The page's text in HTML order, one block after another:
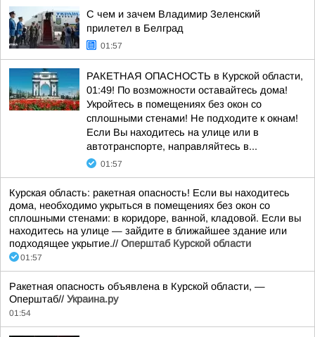
С чем и зачем Владимир Зеленский
прилетел в Белград
01:57
РАКЕТНАЯ ОПАСНОСТЬ в Курской области,
01:49! По возможности оставайтесь дома!
Укройтесь в помещениях без окон со
сплошными стенами! Не подходите к окнам!
Если Вы находитесь на улице или в
автотранспорте, направляйтесь в...
01:57
Курская область: ракетная опасность! Если вы находитесь
дома, необходимо укрыться в помещениях без окон со
сплошными стенами: в коридоре, ванной, кладовой. Если вы
находитесь на улице — зайдите в ближайшее здание или
подходящее укрытие.// Оперштаб Курской области
01:57
Ракетная опасность объявлена в Курской области, —
Оперштаб// Украина.ру
01:54